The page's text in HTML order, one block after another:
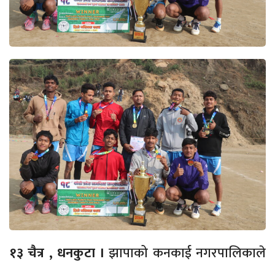
१३ चैत्र , धनकुटा । झापाको कनकाई नगरपालिकाले